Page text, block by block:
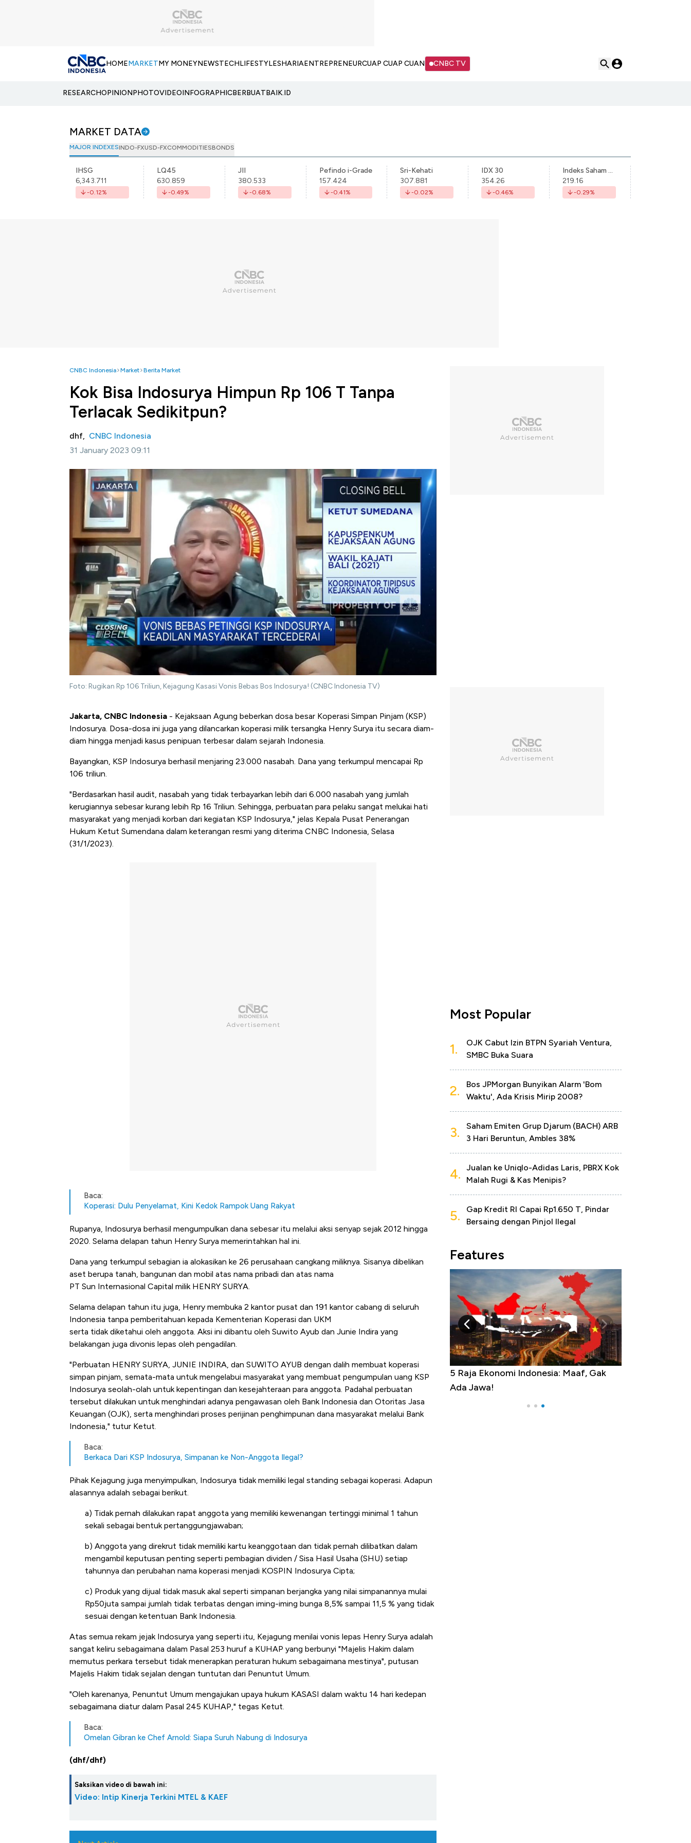
HOMEMARKETMY MONEYNEWSTECHLIFESTYLESHARIAENTREPRENEURCUAP CUAP CUAN CNBC TV
RESEARCHOPINIONPHOTOVIDEOINFOGRAPHICBERBUATBAIK.ID
MARKET DATA
MAJOR INDEXESINDO-FXUSD-FXCOMMODITIESBONDS
IHSG
6,343.711
-0.12%
LQ45
630.859
-0.49%
JII
380.533
-0.68%
Pefindo i-Grade
157.424
-0.41%
Sri-Kehati
307.881
-0.02%
IDX 30
354.26
-0.46%
Indeks Saham Syariah Indonesia
219.16
-0.29%
CNBC Indonesia Market Berita Market
Kok Bisa Indosurya Himpun Rp 106 T Tanpa
Terlacak Sedikitpun?
dhf, CNBC Indonesia
31 January 2023 09:11
Foto: Rugikan Rp 106 Triliun, Kejagung Kasasi Vonis Bebas Bos Indosurya! (CNBC Indonesia TV)
Jakarta, CNBC Indonesia - Kejaksaan Agung beberkan dosa besar Koperasi Simpan Pinjam (KSP)
Indosurya. Dosa-dosa ini juga yang dilancarkan koperasi milik tersangka Henry Surya itu secara diam-
diam hingga menjadi kasus penipuan terbesar dalam sejarah Indonesia.
Bayangkan, KSP Indosurya berhasil menjaring 23.000 nasabah. Dana yang terkumpul mencapai Rp
106 triliun.
"Berdasarkan hasil audit, nasabah yang tidak terbayarkan lebih dari 6.000 nasabah yang jumlah
kerugiannya sebesar kurang lebih Rp 16 Triliun. Sehingga, perbuatan para pelaku sangat melukai hati
masyarakat yang menjadi korban dari kegiatan KSP Indosurya," jelas Kepala Pusat Penerangan
Hukum Ketut Sumendana dalam keterangan resmi yang diterima CNBC Indonesia, Selasa
(31/1/2023).
Baca:
Koperasi: Dulu Penyelamat, Kini Kedok Rampok Uang Rakyat
Rupanya, Indosurya berhasil mengumpulkan dana sebesar itu melalui aksi senyap sejak 2012 hingga
2020. Selama delapan tahun Henry Surya memerintahkan hal ini.
Dana yang terkumpul sebagian ia alokasikan ke 26 perusahaan cangkang miliknya. Sisanya dibelikan
aset berupa tanah, bangunan dan mobil atas nama pribadi dan atas nama
PT Sun Internasional Capital milik HENRY SURYA.
Selama delapan tahun itu juga, Henry membuka 2 kantor pusat dan 191 kantor cabang di seluruh
Indonesia tanpa pemberitahuan kepada Kementerian Koperasi dan UKM
serta tidak diketahui oleh anggota. Aksi ini dibantu oleh Suwito Ayub dan Junie Indira yang
belakangan juga divonis lepas oleh pengadilan.
"Perbuatan HENRY SURYA, JUNIE INDIRA, dan SUWITO AYUB dengan dalih membuat koperasi
simpan pinjam, semata-mata untuk mengelabui masyarakat yang membuat pengumpulan uang KSP
Indosurya seolah-olah untuk kepentingan dan kesejahteraan para anggota. Padahal perbuatan
tersebut dilakukan untuk menghindari adanya pengawasan oleh Bank Indonesia dan Otoritas Jasa
Keuangan (OJK), serta menghindari proses perijinan penghimpunan dana masyarakat melalui Bank
Indonesia," tutur Ketut.
Baca:
Berkaca Dari KSP Indosurya, Simpanan ke Non-Anggota Ilegal?
Pihak Kejagung juga menyimpulkan, Indosurya tidak memiliki legal standing sebagai koperasi. Adapun
alasannya adalah sebagai berikut.
a) Tidak pernah dilakukan rapat anggota yang memiliki kewenangan tertinggi minimal 1 tahun
sekali sebagai bentuk pertanggungjawaban;
b) Anggota yang direkrut tidak memiliki kartu keanggotaan dan tidak pernah dilibatkan dalam
mengambil keputusan penting seperti pembagian dividen / Sisa Hasil Usaha (SHU) setiap
tahunnya dan perubahan nama koperasi menjadi KOSPIN Indosurya Cipta;
c) Produk yang dijual tidak masuk akal seperti simpanan berjangka yang nilai simpanannya mulai
Rp50juta sampai jumlah tidak terbatas dengan iming-iming bunga 8,5% sampai 11,5 % yang tidak
sesuai dengan ketentuan Bank Indonesia.
Atas semua rekam jejak Indosurya yang seperti itu, Kejagung menilai vonis lepas Henry Surya adalah
sangat keliru sebagaimana dalam Pasal 253 huruf a KUHAP yang berbunyi "Majelis Hakim dalam
memutus perkara tersebut tidak menerapkan peraturan hukum sebagaimana mestinya", putusan
Majelis Hakim tidak sejalan dengan tuntutan dari Penuntut Umum.
"Oleh karenanya, Penuntut Umum mengajukan upaya hukum KASASI dalam waktu 14 hari kedepan
sebagaimana diatur dalam Pasal 245 KUHAP," tegas Ketut.
Baca:
Omelan Gibran ke Chef Arnold: Siapa Suruh Nabung di Indosurya
(dhf/dhf)
Saksikan video di bawah ini:
Video: Intip Kinerja Terkini MTEL & KAEF
Most Popular
1.
OJK Cabut Izin BTPN Syariah Ventura,
SMBC Buka Suara
2.
Bos JPMorgan Bunyikan Alarm 'Bom
Waktu', Ada Krisis Mirip 2008?
3.
Saham Emiten Grup Djarum (BACH) ARB
3 Hari Beruntun, Ambles 38%
4.
Jualan ke Uniqlo-Adidas Laris, PBRX Kok
Malah Rugi & Kas Menipis?
5.
Gap Kredit RI Capai Rp1.650 T, Pindar
Bersaing dengan Pinjol Ilegal
Features
Bangkit dari Kubur! Bisnis Furniture &
Alas Kaki Tumbuh Double Digit
Industri Susu Jadi Bintang Baru Ekonomi
RI
5 Raja Ekonomi Indonesia: Maaf, Gak
Ada Jawa!